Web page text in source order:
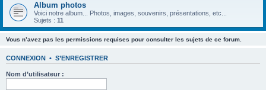
Album photos
Voici notre album... Photos, images, souvenirs, présentations, etc...
Sujets : 11
Vous n’avez pas les permissions requises pour consulter les sujets de ce forum.
CONNEXION • S’ENREGISTRER
Nom d’utilisateur :